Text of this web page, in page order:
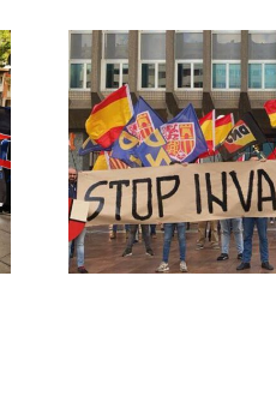
DN
CONTRA